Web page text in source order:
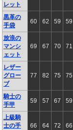
レット
黒革の
手袋
60 62 59 59
放浪の
マンシ
ェット
69 67 70 71
レザー
グロー
ブ
77 82 75 75
騎士の
手甲
59 57 67 59
上級騎
士の手
66 64 72 66